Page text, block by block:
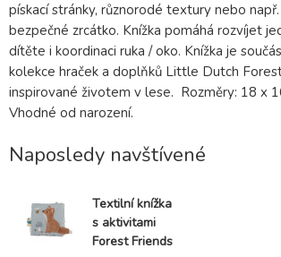
pískací stránky, různorodé textury nebo např.
bezpečné zrcátko. Knížka pomáhá rozvíjet
dítěte i koordinaci ruka / oko. Knížka je
kolekce hraček a doplňků Little Dutch
inspirované životem v lese. Rozměry: 18 x
Vhodné od narození.
Naposledy navštívené
Textilní knížka
s aktivitami
Forest Friends